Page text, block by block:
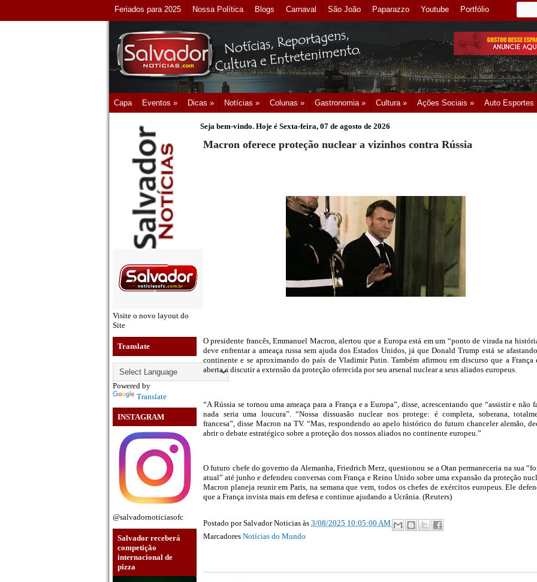
Feriados para 2025 Nossa Política Blogs Carnaval São João Paparazzo Youtube Portfólio
Capa Eventos » Dicas » Notícias » Colunas » Gastronomia » Cultura » Ações Sociais » Auto Esportes
Visite o novo layout do
Site
Translate
Powered by
Translate
INSTAGRAM
@salvadornoticiasofc
Salvador receberá
competição
internacional de
pizza
Seja bem-vindo. Hoje é Sexta-feira, 07 de agosto de 2026
Macron oferece proteção nuclear a vizinhos contra Rússia
O presidente francês, Emmanuel Macron, alertou que a Europa está em um “ponto de virada na
deve enfrentar a ameaça russa sem ajuda dos Estados Unidos, já que Donald Trump está se
continente e se aproximando do país de Vladimir Putin. Também afirmou em discurso que a França
aberta a discutir a extensão da proteção oferecida por seu arsenal nuclear a seus aliados europeus.
“A Rússia se tornou uma ameaça para a França e a Europa”, disse, acrescentando que “assistir e não
nada seria uma loucura”. “Nossa dissuasão nuclear nos protege: é completa, soberana,
francesa”, disse Macron na TV. “Mas, respondendo ao apelo histórico do futuro chanceler alemão,
abrir o debate estratégico sobre a proteção dos nossos aliados no continente europeu.”
O futuro chefe do governo da Alemanha, Friedrich Merz, questionou se a Otan permaneceria na sua
atual” até junho e defendeu conversas com França e Reino Unido sobre uma expansão da proteção
Macron planeja reunir em Paris, na semana que vem, todos os chefes de exércitos europeus. Ele
que a França invista mais em defesa e continue ajudando a Ucrânia. (Reuters)
Postado porSalvador Noticias às 3/08/2025 10:05:00 AM
Marcadores Notícias do Mundo